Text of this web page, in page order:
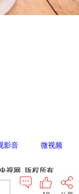
影音
微视频
视网 版权所有